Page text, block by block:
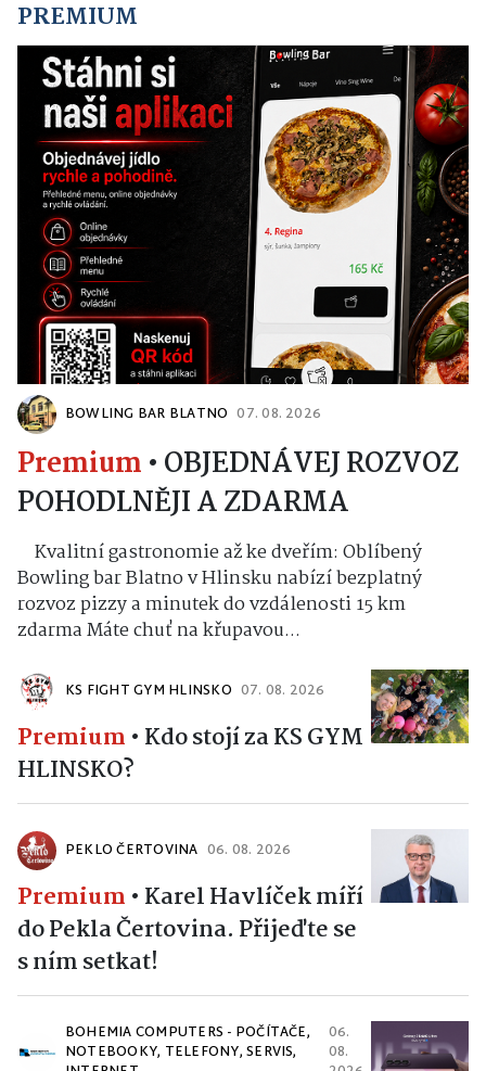
PREMIUM
BOWLING BAR BLATNO 07. 08. 2026
Premium • OBJEDNÁVEJ ROZVOZ
POHODLNĚJI A ZDARMA
Kvalitní gastronomie až ke dveřím: Oblíbený
Bowling bar Blatno v Hlinsku nabízí bezplatný
rozvoz pizzy a minutek do vzdálenosti 15 km
zdarma Máte chuť na křupavou...
KS FIGHT GYM HLINSKO 07. 08. 2026
Premium • Kdo stojí za KS GYM
HLINSKO?
PEKLO ČERTOVINA 06. 08. 2026
Premium • Karel Havlíček míří
do Pekla Čertovina. Přijeďte se
s ním setkat!
BOHEMIA COMPUTERS - POČÍTAČE,
NOTEBOOKY, TELEFONY, SERVIS,
06.
08.